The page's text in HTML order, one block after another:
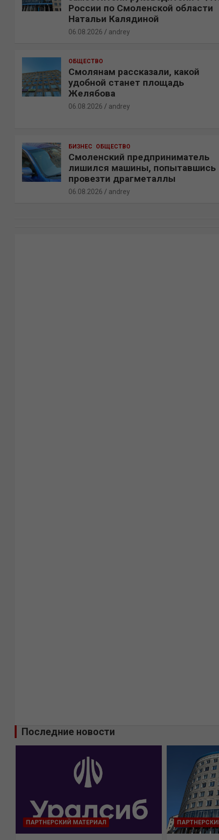
России по Смоленской области
Натальи Калядиной
06.08.2026 andrey
ОБЩЕСТВО
Смолянам рассказали, какой
удобной станет площадь
Желябова
06.08.2026 andrey
БИЗНЕС ОБЩЕСТВО
Смоленский предприниматель
лишился машины, попытавшись
провезти драгметаллы
06.08.2026 andrey
Последние новости
ПАРТНЕРСКИЙ МАТЕРИАЛ